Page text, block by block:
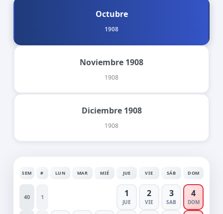
Octubre
1908
Noviembre 1908
1908
Diciembre 1908
1908
SEM # LUN MAR MIÉ JUE VIE SÁB DOM
40 1 1
JUE
2
VIE
3
SAB
4
DOM